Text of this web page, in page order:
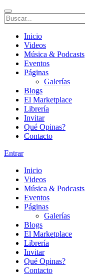
Inicio
Videos
Música & Podcasts
Eventos
Páginas
Galerías
Blogs
El Marketplace
Librería
Invitar
Qué Opinas?
Contacto
Entrar
Inicio
Videos
Música & Podcasts
Eventos
Páginas
Galerías
Blogs
El Marketplace
Librería
Invitar
Qué Opinas?
Contacto